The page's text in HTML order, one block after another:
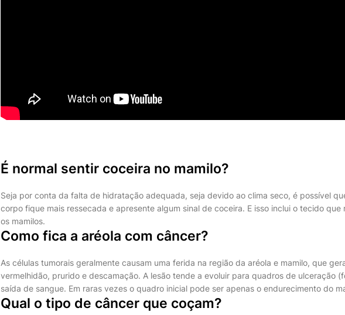
É normal sentir coceira no mamilo?
Seja por conta da falta de hidratação adequada, seja devido ao clima seco, é possível
corpo fique mais ressecada e apresente algum sinal de coceira. E isso inclui o tecido que
os mamilos.
Como fica a aréola com câncer?
As células tumorais geralmente causam uma ferida na região da aréola e mamilo, que
vermelhidão, prurido e descamação. A lesão tende a evoluir para quadros de ulceração
saída de sangue. Em raras vezes o quadro inicial pode ser apenas o endurecimento do
Qual o tipo de câncer que coçam?